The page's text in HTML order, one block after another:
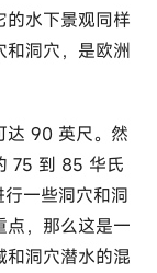
的水下景观同样
和洞穴，是欧洲
达 90 英尺。然
75 到 85 华氏
一些洞穴和洞
点，那么这是一
和洞穴潜水的混